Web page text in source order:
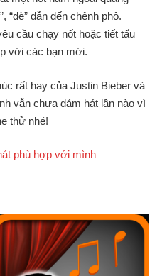
“đè” dẫn đến chênh phô.
cầu chạy nốt hoặc tiết tấu
với các bạn mới.
rất hay của Justin Bieber và
vẫn chưa dám hát lần nào vì
thử nhé!
phù hợp với mình